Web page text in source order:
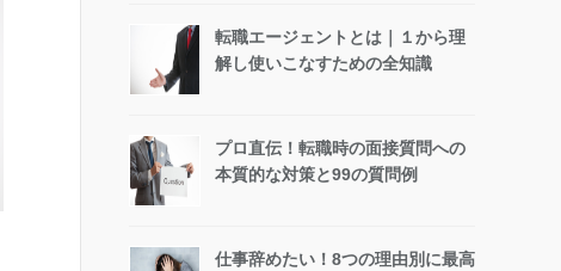
転職エージェントとは｜１から理
解し使いこなすための全知識
プロ直伝！転職時の面接質問への
本質的な対策と99の質問例
仕事辞めたい！8つの理由別に最高